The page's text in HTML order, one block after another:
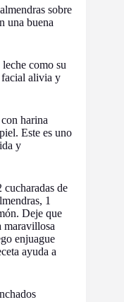
sobre
una buena
como su
facial alivia y
harina
Este es uno
y
cucharadas de
1
Deje que
maravillosa
enjuague
ayuda a